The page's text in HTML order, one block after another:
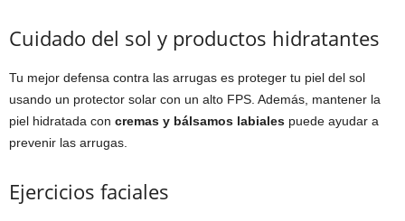
Cuidado del sol y productos hidratantes
Tu mejor defensa contra las arrugas es proteger tu piel del sol
usando un protector solar con un alto FPS. Además, mantener la
piel hidratada con cremas y bálsamos labiales puede ayudar a
prevenir las arrugas.
Ejercicios faciales